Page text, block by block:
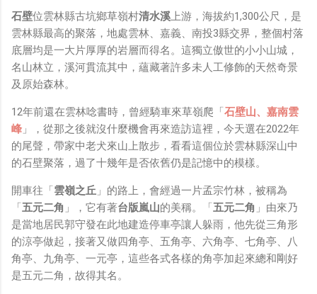
被信息差，不懂加上沒實作能力去驗證，就什麼都變成黑科
技了（多黑？比巴西黑鮑魚還黑嗎？）。反重力技術說不定
也非啥黑科技，只是政府不讓你普通老百姓了解罷了。
Ray-ban Meta 的黑科技，講白了就是人家拉個百人團隊
在搞那支眼鏡，然後把軟體技能和硬體規格點滿，再加上極
致優化後的成果罷了！ 當時知道 Ray-Ban Meta 的智慧眼
鏡有塞入一個強大的 WiFi 6 晶片在裡面，一開始我猜測會
不會有可能是透過 WiFi P2P 或 WiFi SoftAP 的方式去做
串流（確實 Meta 的智能眼鏡，在同步媒體時，會強制要
求開啟手機的 WiFi 開關，所以媒體同步應該是靠 WiFi 通
來做 POC，確實傳輸效率非常快，幾百 MB 的大檔幾乎秒
級傳完，從眼鏡端將媒體串流到手機端更是不用說的順暢，
而且當時我們的媒體串流還是以未經編碼的方式傳透過
Socket 直接傳輸的（這表示傳輸時所需的頻寬會更大，功
耗據說也較大）。 後來因為 ...
石壁位雲林縣古坑鄉草嶺村清水溪 上游，海拔約1,300公尺，是
雲林縣最高的聚落，地處雲林、嘉義、南投3縣交界，整個村落
底層均是一大片厚厚的岩層而得名。這獨立傲世的小小山城，
名山林立，溪河貫流其中，蘊藏著許多未人工修飾的天然奇景
及原始森林。
12年前還在雲林唸書時，曾經騎車來草嶺爬「石壁山、嘉南雲
峰 」，從那之後就沒什麼機會再來造訪這裡，今天選在2022年
的尾聲，帶家中老犬來山上散步，看看這個位於雲林縣深山中
的石壁聚落，過了十幾年是否依舊仍是記憶中的模樣。
開車往「雲嶺之丘 」的路上，會經過一片孟宗竹林，被稱為
「五元二角 」，它有著台版嵐山的美稱。「五元二角 」由來乃
是當地居民郭守發在此地建造停車亭讓人躲雨，他先從三角形
的涼亭做起，接著又做四角亭、五角亭、六角亭、七角亭、八
角亭、九角亭、一元亭，這些各式各樣的角亭加起來總和剛好
是五元二角，故得其名。